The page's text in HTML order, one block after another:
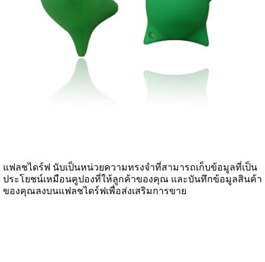
แฟลชไดร์ฟ นับเป็นหน่วยความทรงจำที่สามารถเก็บข้อมูลที่เป็น
ประโยชน์เหมือนคูปองที่ให้ลูกค้าของคุณ และบันทึกข้อมูลสินค้า
ของคุณลงบนแฟลชไดร์ฟเพื่อส่งเสริมการขาย